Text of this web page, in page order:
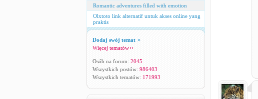
Romantic adventures filled with emotion
Olxtoto link alternatif untuk akses online yang
praktis
Dodaj swój temat
Więcej tematów
Osób na forum: 2045
Wszystkich postów: 986403
Wszystkich tematów: 171993